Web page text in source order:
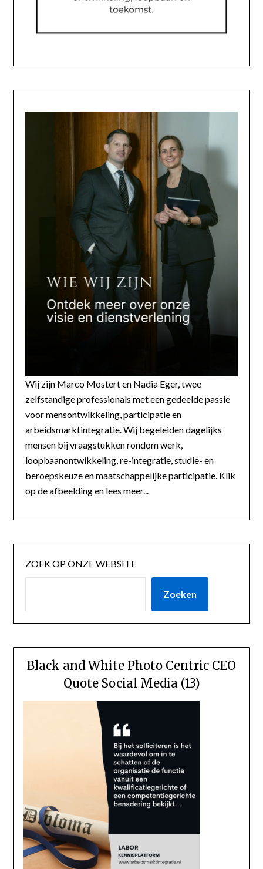
Wij zijn Marco Mostert en Nadia Eger, twee
zelfstandige professionals met een gedeelde passie
voor mensontwikkeling, participatie en
arbeidsmarktintegratie. Wij begeleiden dagelijks
mensen bij vraagstukken rondom werk,
loopbaanontwikkeling, re-integratie, studie- en
beroepskeuze en maatschappelijke participatie. Klik
op de afbeelding en lees meer...
ZOEK OP ONZE WEBSITE
Zoeken
Black and White Photo Centric CEO
Quote Social Media (13)